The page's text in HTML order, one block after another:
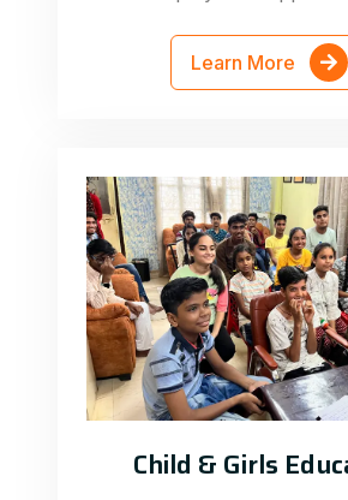
Learn More
Child & Girls